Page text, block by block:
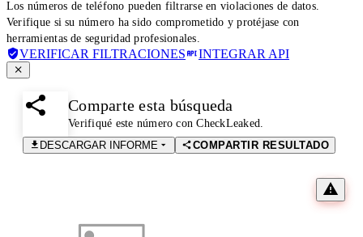
Los números de teléfono pueden filtrarse en violaciones de datos.
Verifique si su número ha sido comprometido y protéjase con
herramientas de seguridad profesionales.
VERIFICAR FILTRACIONES INTEGRAR API
Comparte esta búsqueda
Verifiqué este número con CheckLeaked.
DESCARGAR INFORME
COMPARTIR RESULTADO